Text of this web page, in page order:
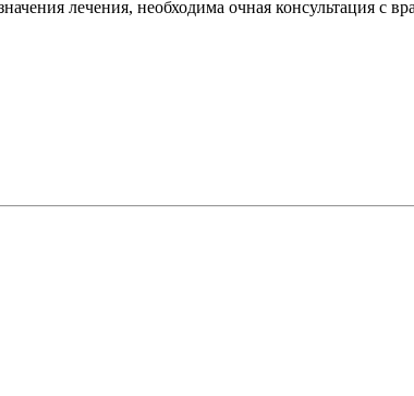
лечения, необходима очная консультация с